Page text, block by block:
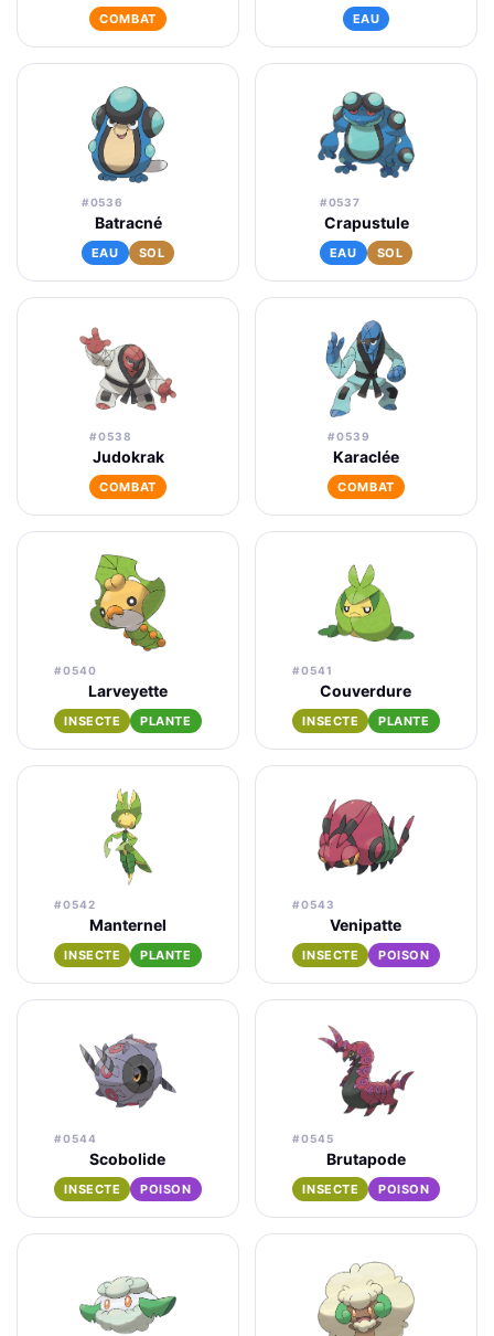
COMBAT EAU
#0536
Batracné
EAU SOL
#0537
Crapustule
EAU SOL
#0538
Judokrak
COMBAT
#0539
Karaclée
COMBAT
#0540
Larveyette
INSECTE PLANTE
#0541
Couverdure
INSECTE PLANTE
#0542
Manternel
INSECTE PLANTE
#0543
Venipatte
INSECTE POISON
#0544
Scobolide
INSECTE POISON
#0545
Brutapode
INSECTE POISON